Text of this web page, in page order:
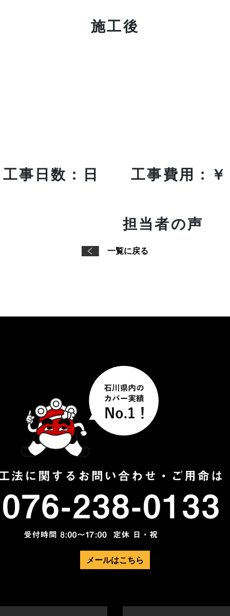
施工後
工事日数：日 工事費用：￥
担当者の声
一覧に戻る
メールはこちら